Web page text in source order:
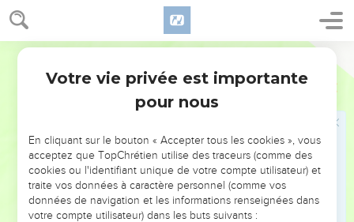
Apocalypse 6
sur les habitants de la terre ? »
Une robe blanche fut donnée à chacun d'eux et ils
reçurent l’ordre de rester en repos un petit moment encore,
jusqu'à ce que le nombre de leurs compagnons de service et
de leurs frères et sœurs qui devaient être mis à mort comme
Je regardai quand l’Agneau ouvrit le sixième sceau, et il y
eut un grand tremblement de terre. Le soleil devint noir
comme un sac de crin, la lune entière devint comme du
sang,
et les étoiles du ciel tombèrent sur la terre, comme les
Votre vie privée est importante
pour nous
En cliquant sur le bouton « Accepter tous les cookies », vous
acceptez que TopChrétien utilise des traceurs (comme des
cookies ou l'identifiant unique de votre compte utilisateur) et
traite vos données à caractère personnel (comme vos
données de navigation et les informations renseignées dans
votre compte utilisateur) dans les buts suivants :